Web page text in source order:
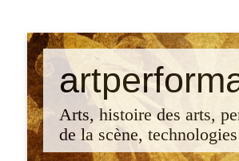
Arts, histoire des arts,
de la scène,